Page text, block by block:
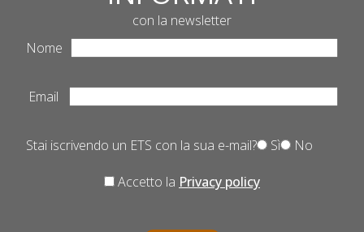
con la newsletter
Nome
Email
Stai iscrivendo un ETS con la sua e-mail? Sì No
Accetto la Privacy policy